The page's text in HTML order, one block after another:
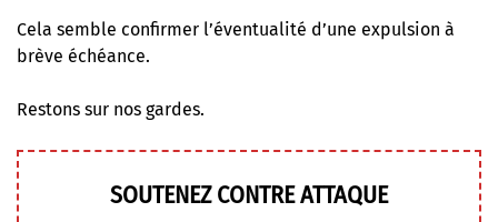
Cela semble confirmer l’éventualité d’une expulsion à
brève échéance.
Restons sur nos gardes.
SOUTENEZ CONTRE ATTAQUE